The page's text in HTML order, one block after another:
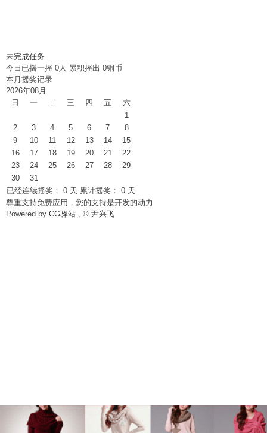
论
坛
未完成任务
今日已摇一摇 0 人 累积摇出 0铜币
本月摇奖记录
2026年08月
日
一 二 三 四 五
六
1
2
3 4 5 6 7
8
9
10 11 12 13 14
15
16
17 18 19 20 21
22
23
24 25 26 27 28
29
30
31
已经连续摇奖： 0 天 累计摇奖： 0 天
尊重支持免费应用，您的支持是开发的动力
Powered by CG驿站 , © 尹兴飞